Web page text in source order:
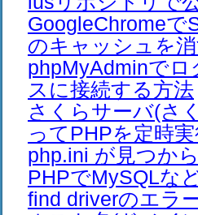
GoogleChromeで
のキャッシュを
phpMyAdminで
スに接続する方法
さくらサーバ(さ
ってPHPを定時
php.ini が見つか
PHPでMySQLな
find driverのエラ